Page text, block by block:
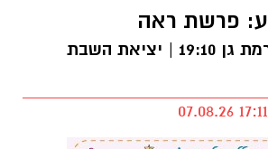
פרשת ראה
כניסת השבת ברמת גן 19:10 | יציאת השבת